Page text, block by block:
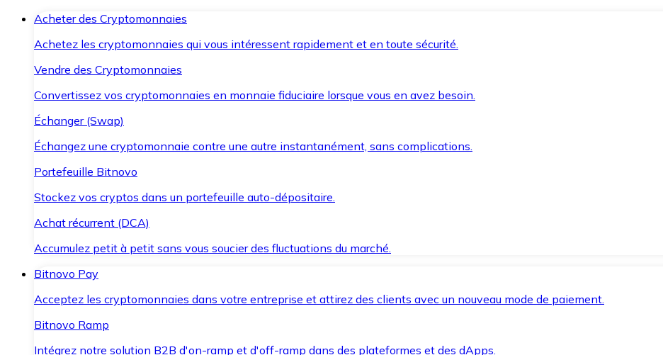
Acheter des Cryptomonnaies
Achetez les cryptomonnaies qui vous intéressent rapidement et en toute sécurité.
Vendre des Cryptomonnaies
Convertissez vos cryptomonnaies en monnaie fiduciaire lorsque vous en avez besoin.
Échanger (Swap)
Échangez une cryptomonnaie contre une autre instantanément, sans complications.
Portefeuille Bitnovo
Stockez vos cryptos dans un portefeuille auto-dépositaire.
Achat récurrent (DCA)
Accumulez petit à petit sans vous soucier des fluctuations du marché.
Bitnovo Pay
Acceptez les cryptomonnaies dans votre entreprise et attirez des clients avec un nouveau mode de paiement.
Bitnovo Ramp
Intégrez notre solution B2B d'on-ramp et d'off-ramp dans des plateformes et des dApps.